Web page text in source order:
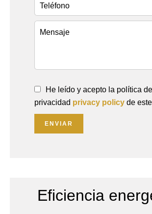
He leído y acepto la política de
privacidad privacy policy de
ENVIAR
Eficiencia